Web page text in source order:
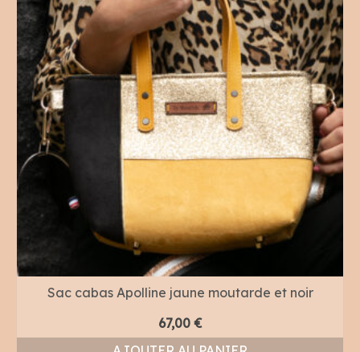
Sac cabas Apolline jaune moutarde et noir
67,00 €